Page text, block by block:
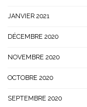
JANVIER 2021
DÉCEMBRE 2020
NOVEMBRE 2020
OCTOBRE 2020
SEPTEMBRE 2020